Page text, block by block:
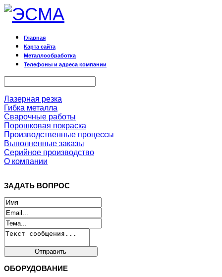
Главная
Карта сайта
Металлообработка
Телефоны и адреса компании
Лазерная резка
Гибка металла
Сварочные работы
Порошковая покраска
Производственные процессы
Выполненные заказы
Серийное производство
О компании
ЗАДАТЬ ВОПРОС
ОБОРУДОВАНИЕ